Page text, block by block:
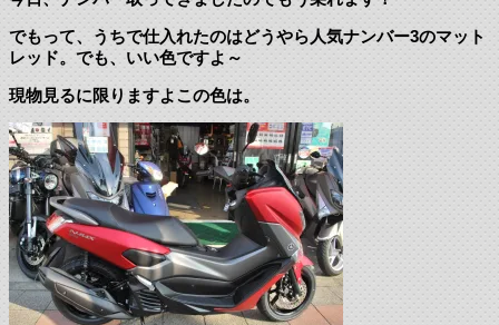
でもって、うちで仕入れたのはどうやら人気ナンバー3のマット
レッド。でも、いい色ですよ～
現物見るに限りますよこの色は。